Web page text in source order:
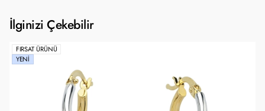
İlginizi Çekebilir
FIRSAT ÜRÜNÜ
YENI